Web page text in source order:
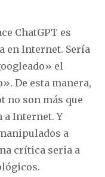
ChatGPT es
en Internet. Sería
el
De esta manera,
no son más que
a Internet. Y
a
crítica seria a